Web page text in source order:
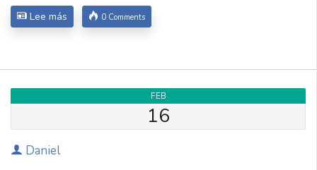
Lee más 0 Comments
FEB
16
Daniel